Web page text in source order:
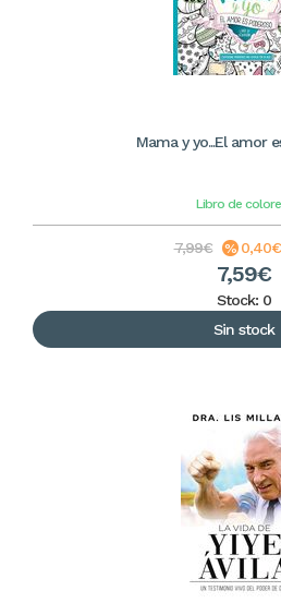
Mama y yo...El amor
Libro de
7,99€
7,59€
Stock: 0
Sin stock